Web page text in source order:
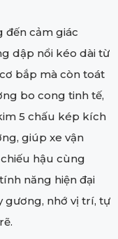
đến cảm giác
dập nổi kéo dài từ
bắp mà còn toát
bo cong tinh tế,
5 chấu kép kích
giúp xe vận
hậu cùng
năng hiện đại
gương, nhớ vị trí, tự